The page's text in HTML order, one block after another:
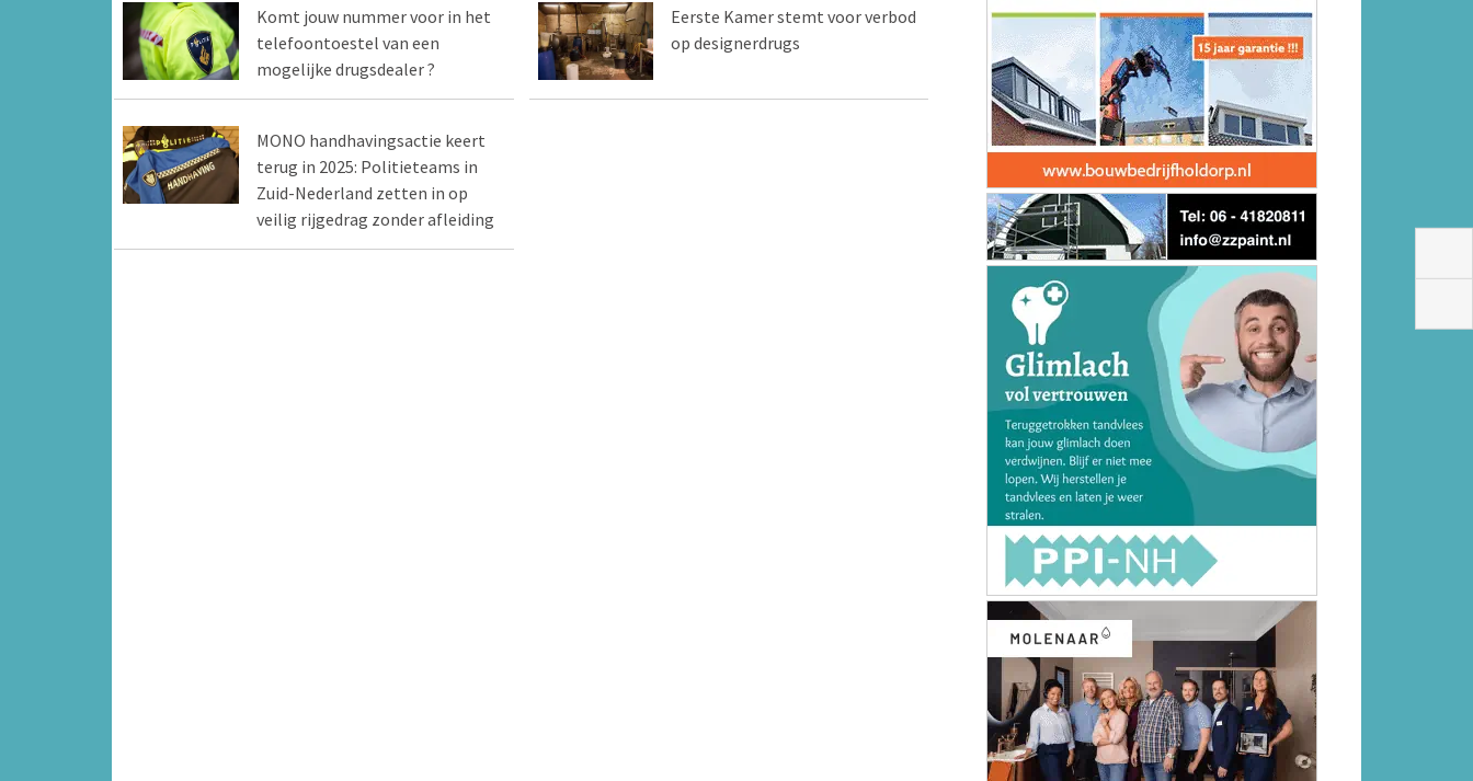
Komt jouw nummer voor in het
telefoontoestel van een
mogelijke drugsdealer ?
Eerste Kamer stemt voor verbod
op designerdrugs
MONO handhavingsactie keert
terug in 2025: Politieteams in
Zuid-Nederland zetten in op
veilig rijgedrag zonder afleiding